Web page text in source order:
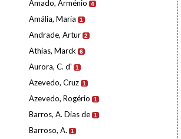
Amado, Arménio 4
Amália, Maria 1
Andrade, Artur 2
Athias, Marck 6
Aurora, C. d' 1
Azevedo, Cruz 1
Azevedo, Rogério 1
Barros, A. Dias de 1
Barroso, A. 1